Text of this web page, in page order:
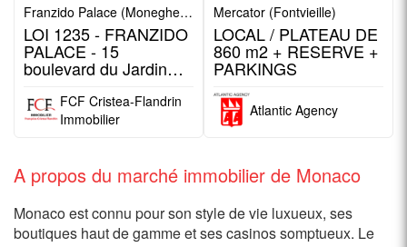
Franzido Palace (Moneghetti)
LOI 1235 - FRANZIDO
PALACE - 15
boulevard du Jardin
FCF Cristea-Flandrin
Immobilier
Mercator (Fontvieille)
LOCAL / PLATEAU DE
860 m2 + RESERVE +
PARKINGS
Atlantic Agency
A propos du marché immobilier de Monaco
Monaco est connu pour son style de vie luxueux, ses
boutiques haut de gamme et ses casinos somptueux. Le